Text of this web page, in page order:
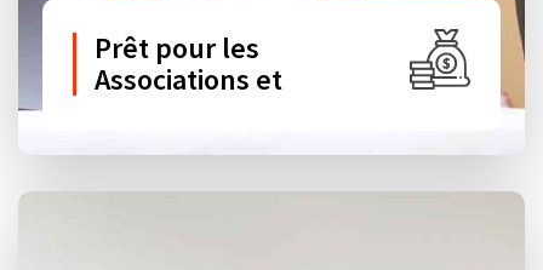
Prêt pour les
Associations et